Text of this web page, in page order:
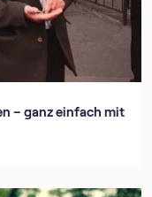
– ganz einfach mit